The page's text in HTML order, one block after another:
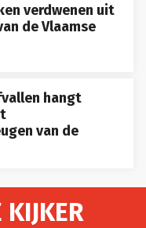
verdwenen uit
de Vlaamse
hangt
van de